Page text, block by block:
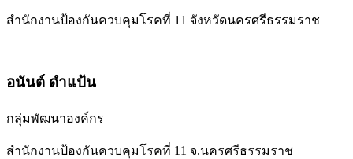
สำนักงานป้องกันควบคุมโรคที่ 11 จังหวัดนครศรีธรรมราช
อนันต์ ดำแป้น
กลุ่มพัฒนาองค์กร
สำนักงานป้องกันควบคุมโรคที่ 11 จ.นครศรีธรรมราช